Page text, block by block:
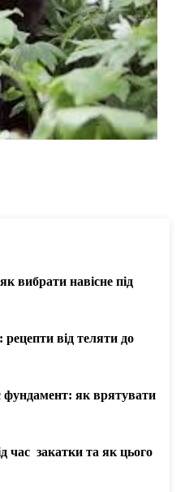
вибрати навісне під
від теляти до
як врятувати
час закатки та як цього